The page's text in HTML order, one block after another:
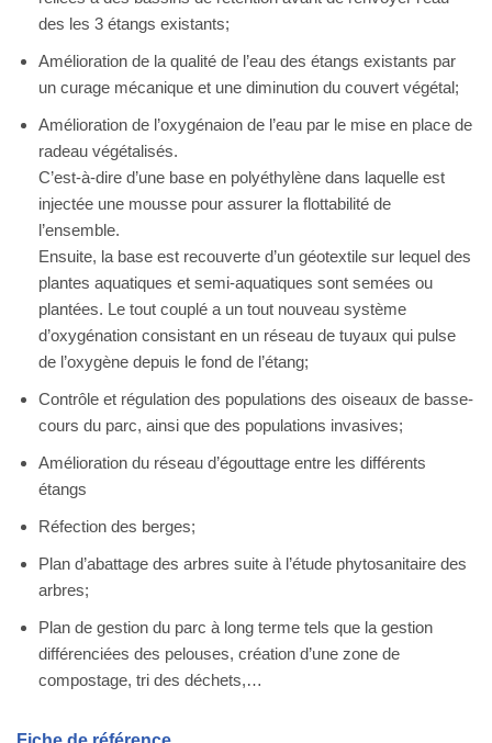
des les 3 étangs existants;
Amélioration de la qualité de l’eau des étangs existants par
un curage mécanique et une diminution du couvert végétal;
Amélioration de l’oxygénaion de l’eau par le mise en place de
radeau végétalisés.
C’est-à-dire d’une base en polyéthylène dans laquelle est
injectée une mousse pour assurer la flottabilité de
l’ensemble.
Ensuite, la base est recouverte d’un géotextile sur lequel des
plantes aquatiques et semi-aquatiques sont semées ou
plantées. Le tout couplé a un tout nouveau système
d’oxygénation consistant en un réseau de tuyaux qui pulse
de l’oxygène depuis le fond de l’étang;
Contrôle et régulation des populations des oiseaux de basse-
cours du parc, ainsi que des populations invasives;
Amélioration du réseau d’égouttage entre les différents
étangs
Réfection des berges;
Plan d’abattage des arbres suite à l’étude phytosanitaire des
arbres;
Plan de gestion du parc à long terme tels que la gestion
différenciées des pelouses, création d’une zone de
compostage, tri des déchets,…